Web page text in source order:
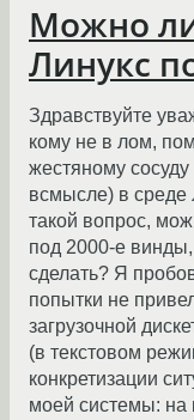
Можно
Линукс
Здравствуйте
кому не в лом,
жестяному
всмысле) в среде
такой вопрос,
под 2000-е
сделать? Я
попытки не
загрузочной
(в текстовом
конкретизации
моей системы: на